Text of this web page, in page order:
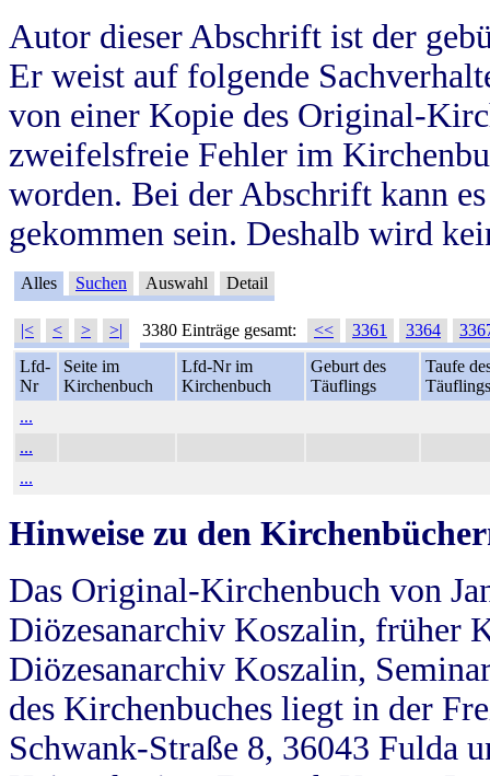
Autor dieser Abschrift ist der
Er weist auf folgende
von einer Kopie des Original-
zweifelsfreie Fehler im
worden. Bei der Abschrift kann
gekommen sein. Deshalb wird
Alles Suchen Auswahl Detail
|< < > >| 3380 Einträge gesamt: << 3361 3364
Lfd-
Nr
Seite im
Kirchenbuch
Lfd-Nr im
Kirchenbuch
Geburt des
Täuflings
Taufe
Täuflings
...
...
...
Hinweise zu den
Das Original-Kirchenbuch von
Diözesanarchiv Koszalin, früher
Diözesanarchiv Koszalin,
des Kirchenbuches liegt in der
Schwank-Straße 8, 36043 Fulda